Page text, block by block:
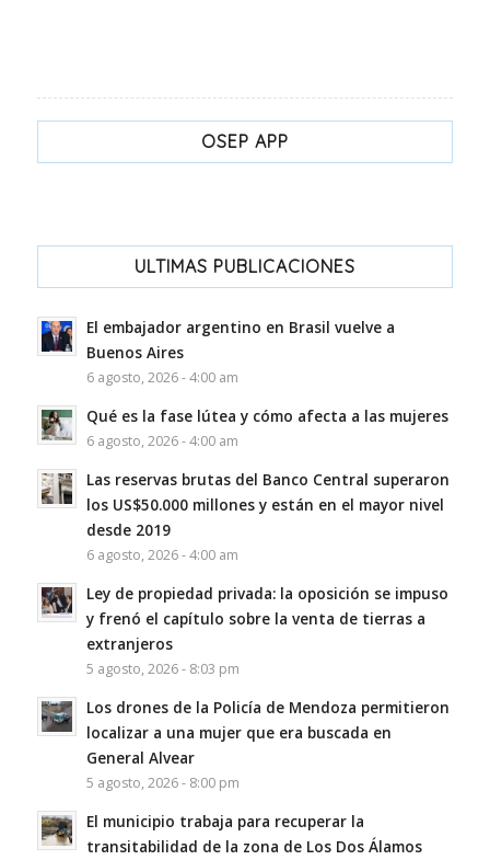
OSEP APP
ULTIMAS PUBLICACIONES
El embajador argentino en Brasil vuelve a
Buenos Aires
6 agosto, 2026 - 4:00 am
Qué es la fase lútea y cómo afecta a las mujeres
6 agosto, 2026 - 4:00 am
Las reservas brutas del Banco Central superaron
los US$50.000 millones y están en el mayor nivel
desde 2019
6 agosto, 2026 - 4:00 am
Ley de propiedad privada: la oposición se impuso
y frenó el capítulo sobre la venta de tierras a
extranjeros
5 agosto, 2026 - 8:03 pm
Los drones de la Policía de Mendoza permitieron
localizar a una mujer que era buscada en
General Alvear
5 agosto, 2026 - 8:00 pm
El municipio trabaja para recuperar la
transitabilidad de la zona de Los Dos Álamos